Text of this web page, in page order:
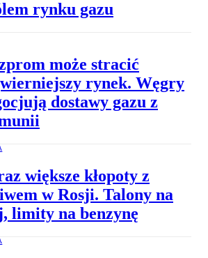
rynku gazu
może stracić
rynek. Węgry
dostawy gazu z
większe kłopoty z
w Rosji. Talony na
limity na benzynę